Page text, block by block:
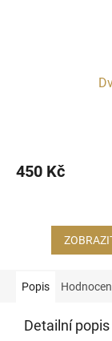
450 Kč
Popis
Detailní